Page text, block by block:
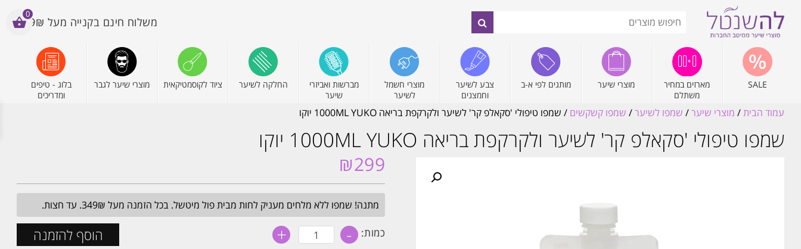
משלוח חינם בקנייה מעל 199₪
SALE
מארזים במחיר
משתלם
מוצרי שיער מותגים לפי א-ב
צבע לשיער
וחמצנים
מוצרי חשמל
לשיער
מברשות ואביזרי
שיער
החלקה לשיער ציוד לקוסמטיקאית מוצרי שיער לגבר
בלוג - טיפים
ומדריכים
עמוד הבית/ מוצרי שיער/ שמפו לשיער/ שמפו קשקשים / שמפו טיפולי 'סקאלפ קר' לשיער ולקרקפת בריאה 1000ML YUKO יוקו
שמפו טיפולי 'סקאלפ קר' לשיער ולקרקפת בריאה 1000ML YUKO יוקו
₪299
מתנה! שמפו ללא מלחים מעניק לחות מבית פול מיטשל. בכל הזמנה מעל 349₪. עד חצות.
כמות: - כמות
של + הוסף להזמנה
0